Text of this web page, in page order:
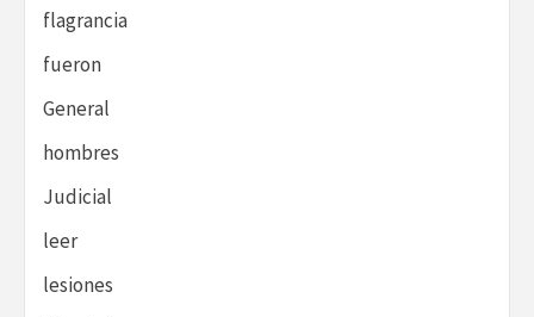
flagrancia
fueron
General
hombres
Judicial
leer
lesiones